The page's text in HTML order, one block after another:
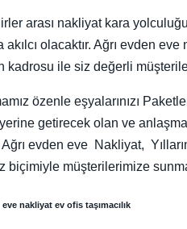
arası nakliyat kara
olacaktır. Ağrı evden
kadrosu ile siz değerli
özenle eşyalarınızı
getirecek olan ve
evden eve Nakliyat,
biçimiyle müşterilerimize
nakliyat ev ofis taşımacılık